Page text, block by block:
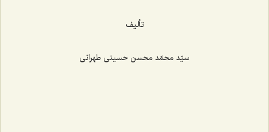
تألیف
سیّد محمّد محسن حسینی طهرانی